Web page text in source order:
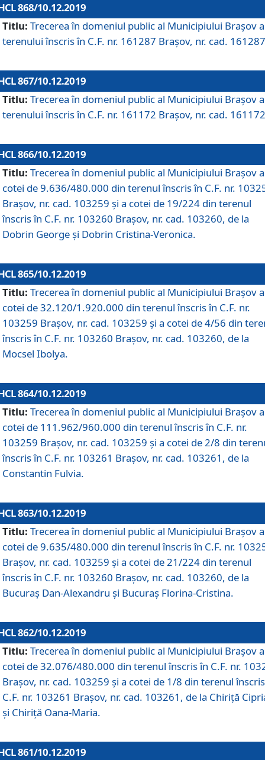
868/10.12.2019
Titlu: Trecerea în domeniul public al Municipiului Braşov a
terenului înscris în C.F. nr. 161287 Brașov, nr. cad.
867/10.12.2019
Titlu: Trecerea în domeniul public al Municipiului Braşov a
terenului înscris în C.F. nr. 161172 Brașov, nr. cad.
866/10.12.2019
Titlu: Trecerea în domeniul public al Municipiului Braşov a
cotei de 9.636/480.000 din terenul înscris în C.F. nr.
Brașov, nr. cad. 103259 și a cotei de 19/224 din terenul
înscris în C.F. nr. 103260 Brașov, nr. cad. 103260, de la
Dobrin George și Dobrin Cristina-Veronica.
865/10.12.2019
Titlu: Trecerea în domeniul public al Municipiului Braşov a
cotei de 32.120/1.920.000 din terenul înscris în C.F. nr.
103259 Brașov, nr. cad. 103259 și a cotei de 4/56 din
înscris în C.F. nr. 103260 Brașov, nr. cad. 103260, de la
Mocsel Ibolya.
864/10.12.2019
Titlu: Trecerea în domeniul public al Municipiului Braşov a
cotei de 111.962/960.000 din terenul înscris în C.F. nr.
103259 Brașov, nr. cad. 103259 și a cotei de 2/8 din
înscris în C.F. nr. 103261 Brașov, nr. cad. 103261, de la
Constantin Fulvia.
863/10.12.2019
Titlu: Trecerea în domeniul public al Municipiului Braşov a
cotei de 9.635/480.000 din terenul înscris în C.F. nr.
Brașov, nr. cad. 103259 și a cotei de 21/224 din terenul
înscris în C.F. nr. 103260 Brașov, nr. cad. 103260, de la
Bucuraș Dan-Alexandru și Bucuraș Florina-Cristina.
862/10.12.2019
Titlu: Trecerea în domeniul public al Municipiului Braşov a
cotei de 32.076/480.000 din terenul înscris în C.F. nr.
Brașov, nr. cad. 103259 și a cotei de 1/8 din terenul
C.F. nr. 103261 Brașov, nr. cad. 103261, de la Chiriță
și Chiriță Oana-Maria.
861/10.12.2019